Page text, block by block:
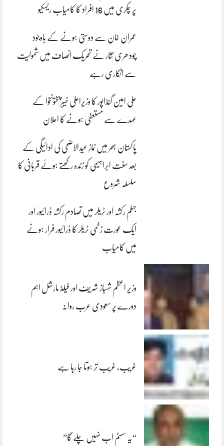
پر چکری میں 16 افراد کا کامیاب ریسکیو
عمران خان سے دوستی ہونے کے باوجود
چودھری نثار نے تحریک انصاف میں شمولیت
سے انکاری رہے
علی امین گنڈاپور کا وزیراعلیٰ خیبرپختونخوا کے
عہدے سے مستعفی ہونے کا اعلان
پاکستان بھر میں نمازِ عیدالاضحی کی ادائیگی کے
بعد سنتِ ابراہیمی کو زندہ رکھتے ہوئے قربانی کا
سلسلہ شروع
جہلم رکشہ اور ٹریلر میں تصادم رکشہ ڈرائیور اور
ایک عورت زخمی ٹریلر کا ڈرائیور فرار ہونے
میں کامیاب
وزیر اعظم شہباز شریف اور فیلڈ مارشل اہم
دورے پر سعودی عرب روانہ
غریب، غریب تر ہوتا جا رہا ہے
“یہ سسٹم اب نہیں چلے گا”